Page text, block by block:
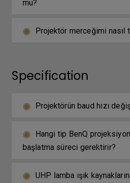
mu?
Projektör merceğimi nasıl
Specification
Projektörün baud hızı
Hangi tip BenQ
başlatma süreci gerektirir?
UHP lamba ışık